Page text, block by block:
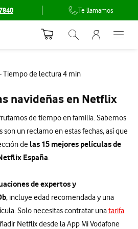
Te llamamos
Abrir buscador.
Menu
Abre
- Tiempo de lectura 4 min
navideñas en Netflix
de tiempo en familia. Sabemos
son un reclamo en estas fechas, así que
de las 15 mejores películas de
España.
de expertos y
, incluye edad recomendada y una
Solo necesitas contratar unatarifa
Netflix desde la App Mi Vodafone